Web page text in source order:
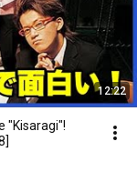
12:22
"Kisaragi"!